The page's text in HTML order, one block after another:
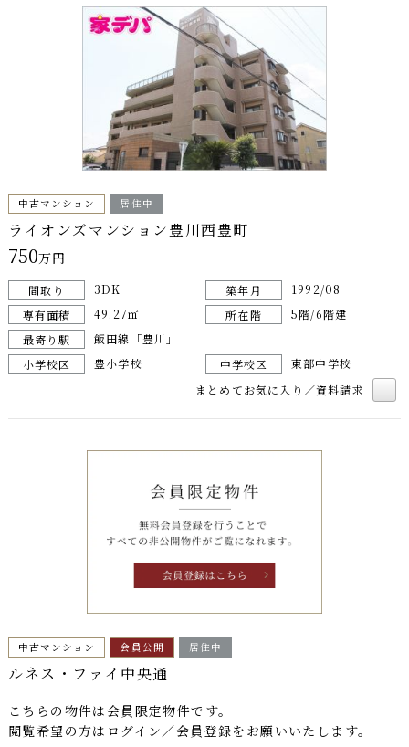
中古マンション 居住中
ライオンズマンション豊川西豊町
750万円
間取り 3DK 築年月
1992/08
専有面積
49.27㎡ 所在階
5階/6階建
最寄り駅
飯田線「豊川」
小学校区
豊小学校 中学校区
東部中学校
まとめてお気に入り／資料請求
中古マンション 会員公開 居住中
ルネス・ファイ中央通
こちらの物件は 会員限定物件です。
閲覧希望の方はログイン／会員登録をお願いいたします。